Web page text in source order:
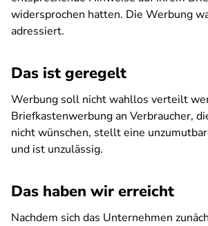
widersprochen hatten. Die Werbung
adressiert.
Das ist geregelt
Werbung soll nicht wahllos verteilt
Briefkastenwerbung an Verbraucher,
nicht wünschen, stellt eine
und ist unzulässig.
Das haben wir erreicht
Nachdem sich das Unternehmen